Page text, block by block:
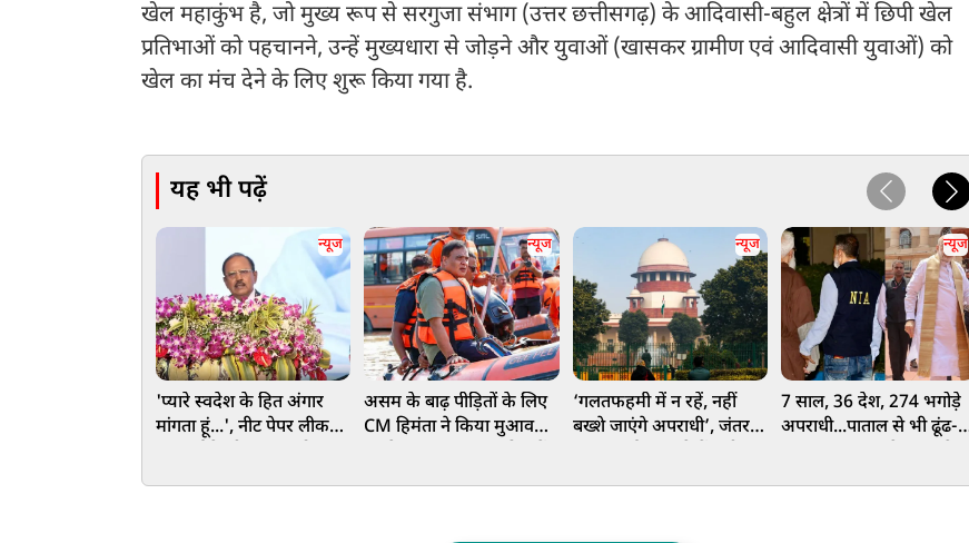
खेल महाकुंभ है, जो मुख्य रूप से सरगुजा संभाग (उत्तर छत्तीसगढ़) के आदिवासी-बहुल क्षेत्रों में छिपी खेल
प्रतिभाओं को पहचानने, उन्हें मुख्यधारा से जोड़ने और युवाओं (खासकर ग्रामीण एवं आदिवासी युवाओं) को
खेल का मंच देने के लिए शुरू किया गया है.
यह भी पढ़ें
न्यूज
'प्यारे स्वदेश के हित अंगार
मांगता हूं...', नीट पेपर लीक
न्यूज
असम के बाढ़ पीड़ितों के लिए
CM हिमंता ने किया मुआवजे
न्यूज
‘गलतफहमी में न रहें, नहीं
बख्शे जाएंगे अपराधी’, जंतर-
न्यूज
7 साल, 36 देश, 274 भगोड़े
अपराधी...पाताल से भी ढूंढ-